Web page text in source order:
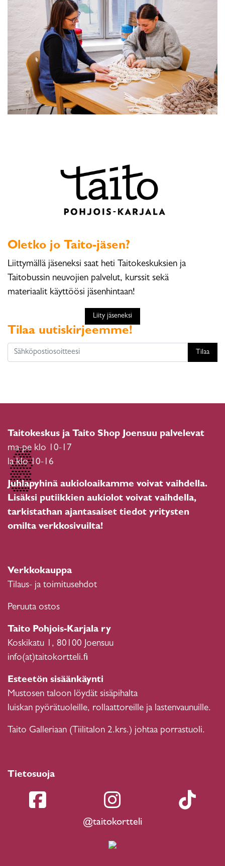
Oletko jo Taito-jäsen?
Liittymällä jäseneksi saat heti Taitokeskuksien ja
Taitobussin neuvojien palvelut, kurssit sekä
materiaalit käyttöösi jäsenhintaan!
Liity jäseneksi
Tilaa uutiskirjeemme!
Tilaa
Taitokeskus ja Taito Shop Joensuu palvelevat
ma-pe klo 10-17
la klo 10-16
Juhlapyhinä aukioloaikamme voivat vaihdella.
Lisäksi putiikkien aukiolot voivat vaihdella,
tarkistathan ajantasaiset tiedot yritysten
omilta verkkosivuilta!
Verkkokauppa
Tilaus- ja toimitusehdot
Peruuta ostos
Taito Pohjois-Karjala ry
Koskikatu 1, 80100 Joensuu
info(at)taitokortteli.fi
Esteetön sisäänkäynti
Mustosen taloon löydät sisäpihalta
luiskan pyörätuoleille, rollaattoreille ja lastenvaunuille.
Taito Galleriaan (Tiilitalon 2.krs.) johtaa porrastuoli.
Tietosuoja
@taitokortteli